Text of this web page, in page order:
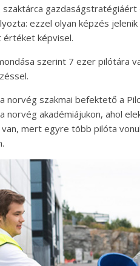
szaktárca
ezzel olyan képzés
értéket képvisel.
szerint 7 ezer pilótára
norvég szakmai befektető a
norvég akadémiájukon, ahol
mert egyre több pilóta